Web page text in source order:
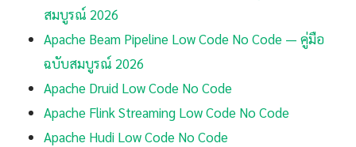
สมบูรณ์ 2026
Apache Beam Pipeline Low Code No Code — คู่มือ
ฉบับสมบูรณ์ 2026
Apache Druid Low Code No Code
Apache Flink Streaming Low Code No Code
Apache Hudi Low Code No Code